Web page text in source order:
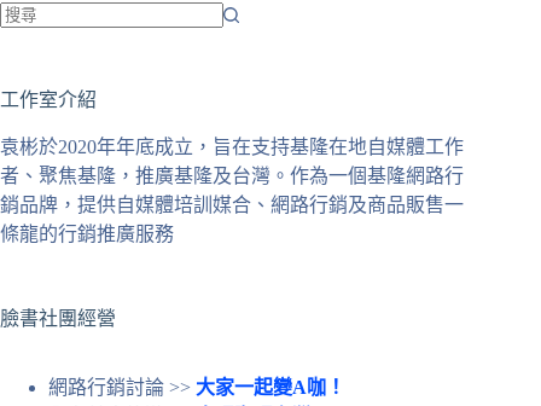
到
合
條
件
的
果
工作室介紹
袁彬於2020年年底成立，旨在支持基隆在地自媒體工作
者、聚焦基隆，推廣基隆及台灣。作為一個基隆網路行
銷品牌，提供自媒體培訓媒合、網路行銷及商品販售一
條龍的行銷推廣服務
臉書社團經營
網路行銷討論 >> 大家一起變A咖！